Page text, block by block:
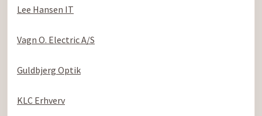
Lee Hansen IT
Vagn O. Electric A/S
Guldbjerg Optik
KLC Erhverv